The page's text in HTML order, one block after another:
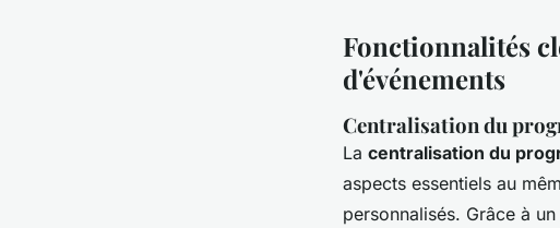
Fonctionnalités
d'événements
Centralisation du
La centralisation du
aspects essentiels au
personnalisés. Grâce à un